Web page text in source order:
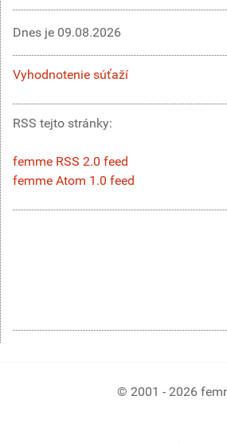
Dnes je 09.08.2026
Vyhodnotenie súťaží
RSS tejto stránky:
femme RSS 2.0 feed
femme Atom 1.0 feed
© 2001 - 2026